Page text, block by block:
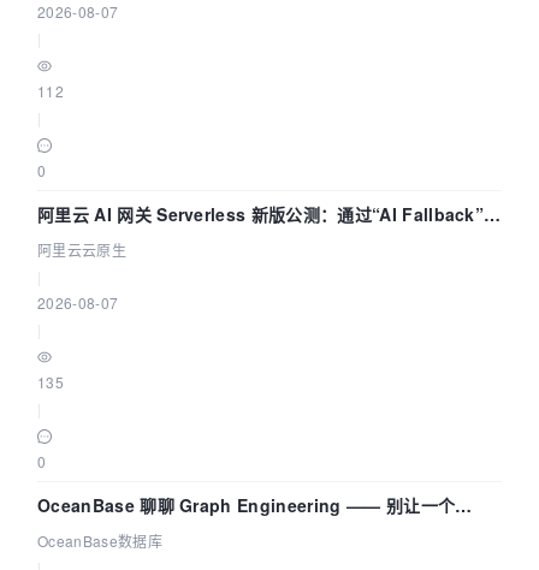
2026-08-07
112
0
阿里云 AI 网关 Serverless 新版公测：通过“AI Fallback”与
拓扑可视化构建 AI 流量治理底座
阿里云云原生
2026-08-07
135
0
OceanBase 聊聊 Graph Engineering —— 别让一个
Agent 既当运动员又
OceanBase数据库